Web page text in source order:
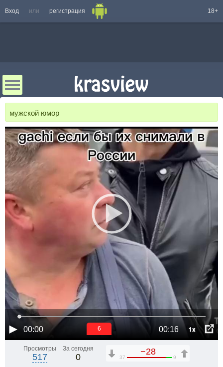
Вход или регистрация 18+
мужской юмор
00:00 00:16 1x
6
Просмотры
517
За сегодня
0
−28
37 9